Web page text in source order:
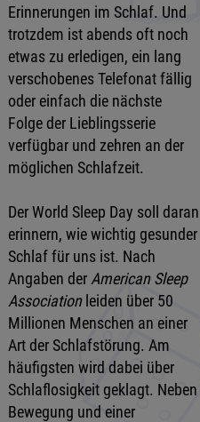
Erinnerungen im Schlaf. Und
trotzdem ist abends oft noch
etwas zu erledigen, ein lang
verschobenes Telefonat fällig
oder einfach die nächste
Folge der Lieblingsserie
verfügbar und zehren an der
möglichen Schlafzeit.
Der World Sleep Day soll daran
erinnern, wie wichtig gesunder
Schlaf für uns ist. Nach
Angaben der American Sleep
Associationleiden über 50
Millionen Menschen an einer
Art der Schlafstörung. Am
häufigsten wird dabei über
Schlaflosigkeit geklagt. Neben
Bewegung und einer